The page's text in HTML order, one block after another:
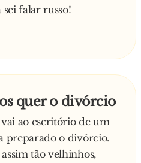
sei falar russo!
quer o divórcio
ao escritório de um
preparado o divórcio.
tão velhinhos,